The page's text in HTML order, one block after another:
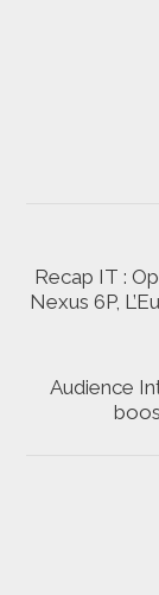
de
Recap IT :
Nexus 6P,
Audience